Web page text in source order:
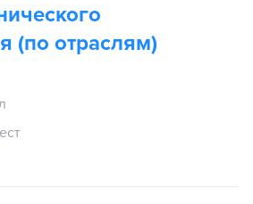
(по отраслям)